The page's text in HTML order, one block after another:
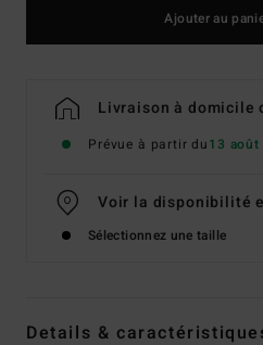
Ajouter au
Livraison à domicile
Prévue à partir du13 août
Voir la disponibilité
Sélectionnez une taille
Details &